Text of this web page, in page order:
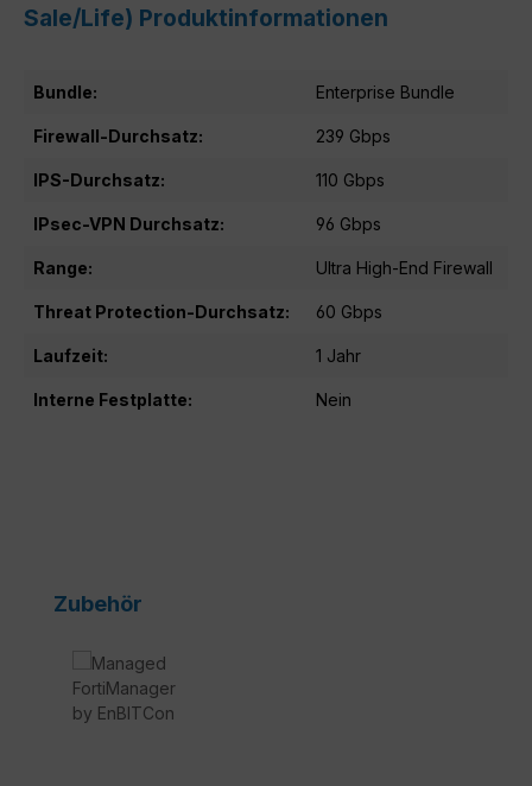
Sale/Life) Produktinformationen
Bundle: Enterprise Bundle
Firewall-Durchsatz: 239 Gbps
IPS-Durchsatz: 110 Gbps
IPsec-VPN Durchsatz: 96 Gbps
Range: Ultra High-End Firewall
Threat Protection-Durchsatz: 60 Gbps
Laufzeit: 1 Jahr
Interne Festplatte: Nein
Produktgalerie überspringen
Zubehör